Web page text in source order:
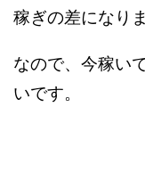
稼ぎの差になりま
なので、今稼い
いです。